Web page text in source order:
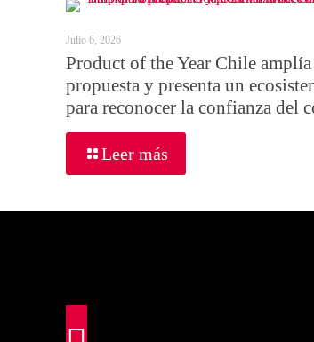
Julio 6, 2026
Product of the Year Chile amplía
propuesta y presenta un
para reconocer la confianza del
Leer más